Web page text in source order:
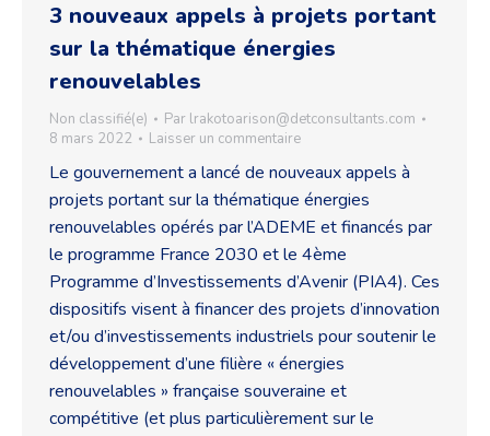
3 nouveaux appels à projets portant
sur la thématique énergies
renouvelables
Non classifié(e) Par lrakotoarison@detconsultants.com
8 mars 2022
Laisser un commentaire
Le gouvernement a lancé de nouveaux appels à
projets portant sur la thématique énergies
renouvelables opérés par l’ADEME et financés par
le programme France 2030 et le 4ème
Programme d’Investissements d’Avenir (PIA4). Ces
dispositifs visent à financer des projets d’innovation
et/ou d’investissements industriels pour soutenir le
développement d’une filière « énergies
renouvelables » française souveraine et
compétitive (et plus particulièrement sur le